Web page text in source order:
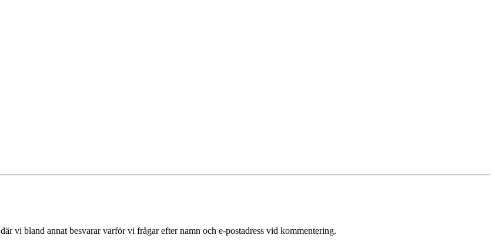
där vi bland annat besvarar varför vi frågar efter namn och e-postadress vid kommentering.